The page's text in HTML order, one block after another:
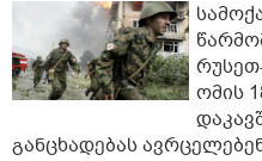
ომის
განცხადებას